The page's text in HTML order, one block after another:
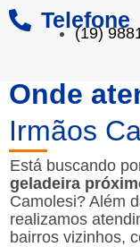
Telefone
(19)
Onde
Irmãos
Está buscando
geladeira
Camolesi? Além
realizamos
bairros vizinhos,